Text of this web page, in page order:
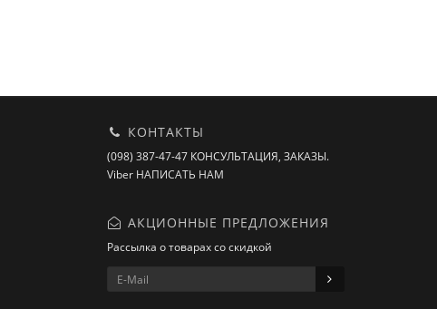
КОНТАКТЫ
(098) 387-47-47 КОНСУЛЬТАЦИЯ, ЗАКАЗЫ.
Viber НАПИСАТЬ НАМ
АКЦИОННЫЕ ПРЕДЛОЖЕНИЯ
Рассылка о товарах со скидкой